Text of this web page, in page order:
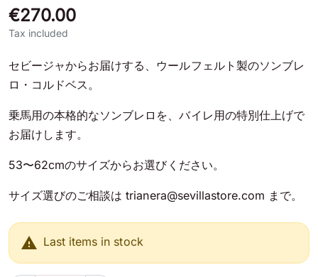
€270.00
Tax included
セビージャからお届けする、ウールフェルト製のソンブレ
ロ・コルドベス。
乗馬用の本格的なソンブレロを、バイレ用の特別仕上げで
お届けします。
53〜62cmのサイズからお選びください。
サイズ選びのご相談は trianera@sevillastore.com まで。
 Last items in stock